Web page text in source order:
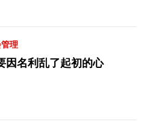
理
因名利乱了起初的心